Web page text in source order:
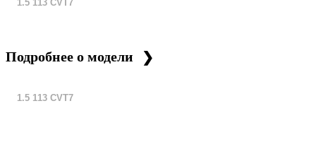
1.5 113 CVT7
Подробнее о модели
1.5 113 CVT7